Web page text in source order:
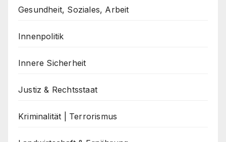
Gesundheit, Soziales, Arbeit
Innenpolitik
Innere Sicherheit
Justiz & Rechtsstaat
Kriminalität | Terrorismus